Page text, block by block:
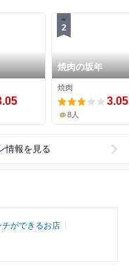
2
焼肉の坂年
焼肉
3.05
8人
情報を見る
チができるお店